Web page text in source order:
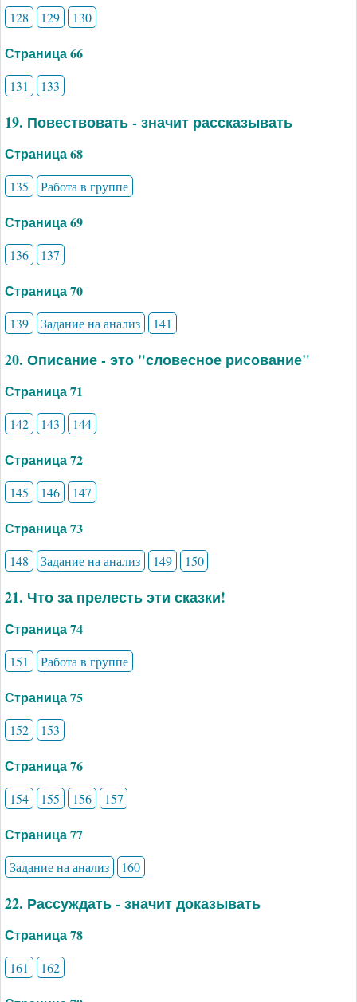
128 129 130
Страница 66
131 133
19. Повествовать - значит рассказывать
Страница 68
135 Работа в группе
Страница 69
136 137
Страница 70
139 Задание на анализ 141
20. Описание - это "словесное рисование"
Страница 71
142 143 144
Страница 72
145 146 147
Страница 73
148 Задание на анализ 149 150
21. Что за прелесть эти сказки!
Страница 74
151 Работа в группе
Страница 75
152 153
Страница 76
154 155 156 157
Страница 77
Задание на анализ 160
22. Рассуждать - значит доказывать
Страница 78
161 162